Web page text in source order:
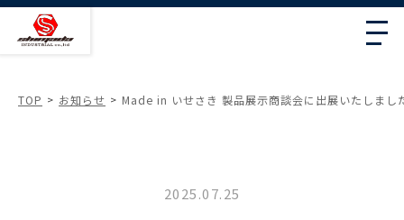
TOP お知らせ Made in いせさき 製品展示商談会に出展いたしまし
2025.07.25